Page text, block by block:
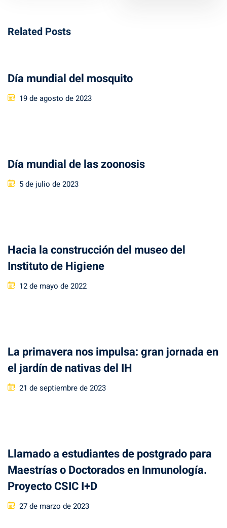
Related Posts
Día mundial del mosquito
Posted
19 de agosto de 2023
Día mundial de las zoonosis
Posted
5 de julio de 2023
Hacia la construcción del museo del
Instituto de Higiene
Posted
12 de mayo de 2022
La primavera nos impulsa: gran jornada en
el jardín de nativas del IH
Posted
21 de septiembre de 2023
Llamado a estudiantes de postgrado para
Maestrías o Doctorados en Inmunología.
Proyecto CSIC I+D
Posted
27 de marzo de 2023